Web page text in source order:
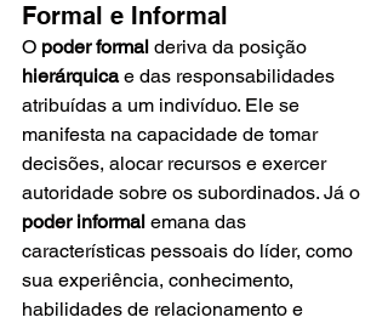
Formal e Informal
O poder formal deriva da posição
hierárquica e das responsabilidades
atribuídas a um indivíduo. Ele se
manifesta na capacidade de tomar
decisões, alocar recursos e exercer
autoridade sobre os subordinados. Já o
poder informal emana das
características pessoais do líder, como
sua experiência, conhecimento,
habilidades de relacionamento e